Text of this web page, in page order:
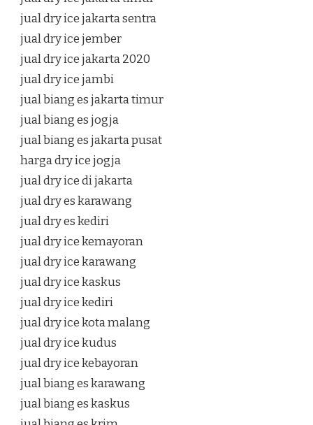
jual dry ice jakarta sentra
jual dry ice jember
jual dry ice jakarta 2020
jual dry ice jambi
jual biang es jakarta timur
jual biang es jogja
jual biang es jakarta pusat
harga dry ice jogja
jual dry ice di jakarta
jual dry es karawang
jual dry es kediri
jual dry ice kemayoran
jual dry ice karawang
jual dry ice kaskus
jual dry ice kediri
jual dry ice kota malang
jual dry ice kudus
jual dry ice kebayoran
jual biang es karawang
jual biang es kaskus